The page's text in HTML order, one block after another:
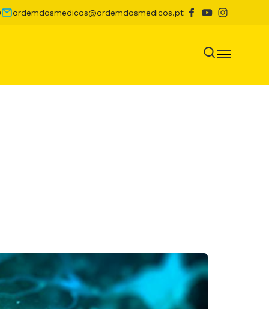
ordemdosmedicos@ordemdosmedicos.pt